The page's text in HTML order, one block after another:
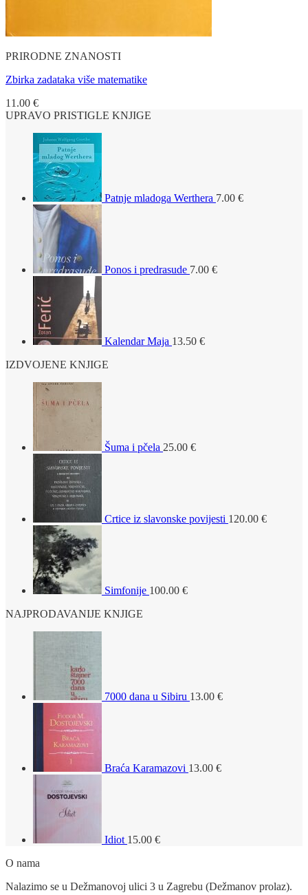
PRIRODNE ZNANOSTI
Zbirka zadataka više matematike
11.00 €
UPRAVO PRISTIGLE KNJIGE
Patnje mladoga Werthera 7.00 €
Ponos i predrasude 7.00 €
Kalendar Maja 13.50 €
IZDVOJENE KNJIGE
Šuma i pčela 25.00 €
Crtice iz slavonske povijesti 120.00 €
Simfonije 100.00 €
NAJPRODAVANIJE KNJIGE
7000 dana u Sibiru 13.00 €
Braća Karamazovi 13.00 €
Idiot 15.00 €
O nama
Nalazimo se u Dežmanovoj ulici 3 u Zagrebu (Dežmanov prolaz).